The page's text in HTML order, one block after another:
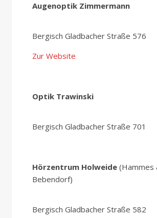
Augenoptik Zimmermann
Bergisch Gladbacher Straße 576
Zur Website
Optik Trawinski
Bergisch Gladbacher Straße 701
Hörzentrum Holweide (Hammes
Bebendorf)
Bergisch Gladbacher Straße 582